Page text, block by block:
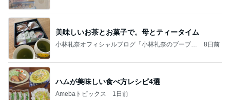
美味しいお茶とお菓子で。母とティータイム
小林礼奈オフィシャルブログ「小林礼奈のブーブー
8日前
ハムが美味しい食べ方レシピ4選
Amebaトピックス 1日前